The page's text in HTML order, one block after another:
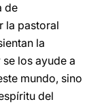
de
la pastoral
la
los ayude a
mundo, sino
del